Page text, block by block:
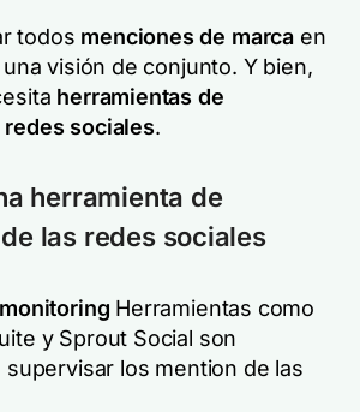
todos menciones de marca en
visión de conjunto. Y bien,
herramientas de
sociales.
herramienta de
las redes sociales
Herramientas como
y Sprout Social son
los mention de las